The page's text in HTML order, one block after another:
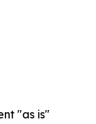
"as is"